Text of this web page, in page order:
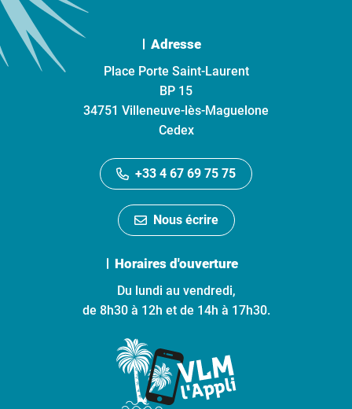
Adresse
Place Porte Saint-Laurent
BP 15
34751 Villeneuve-lès-Maguelone
Cedex
+33 4 67 69 75 75
Nous écrire
Horaires d'ouverture
Du lundi au vendredi,
de 8h30 à 12h et de 14h à 17h30.